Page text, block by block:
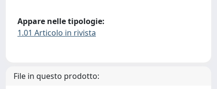
Appare nelle tipologie:
1.01 Articolo in rivista
File in questo prodotto: